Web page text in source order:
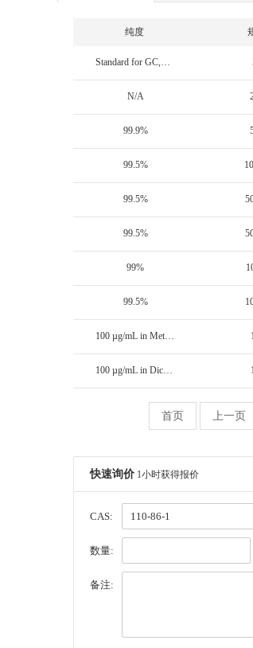
纯度
Standard for GC,>99.5%
N/A
99.9%
99.5%
99.5%
99.5%
99%
99.5%
100 µg/mL in Methanol
100 µg/mL in Dichloromethane
首页 上一页
快速询价 1小时获得报价
CAS:
数量:
备注: